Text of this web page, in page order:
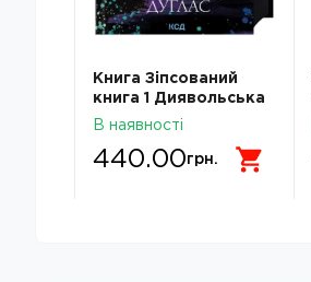
Книга Зіпсований
книга 1 Диявольська
Ніч П Дуглас 47871
В наявності
440.00грн.